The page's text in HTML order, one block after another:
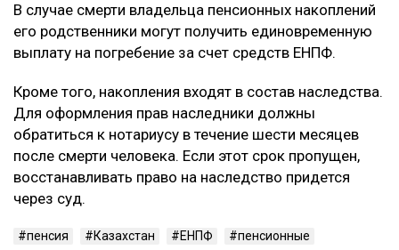
В случае смерти владельца пенсионных накоплений
его родственники могут получить единовременную
выплату на погребение за счет средств ЕНПФ.
Кроме того, накопления входят в состав наследства.
Для оформления прав наследники должны
обратиться к нотариусу в течение шести месяцев
после смерти человека. Если этот срок пропущен,
восстанавливать право на наследство придется
через суд.
пенсия Казахстан ЕНПФ
пенсионные